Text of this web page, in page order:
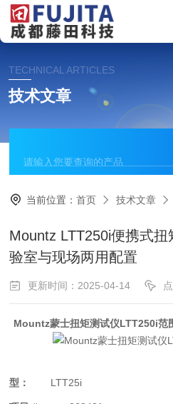
TECHNICAL ARTICLES
技术文章
当前位置：首页 技术文章
Mountz LTT250i便携式
验室与现场两用配置
更新时间：2025-04-14
Mountz蒙士扭矩测试仪LTT250i范
型： LTT25i